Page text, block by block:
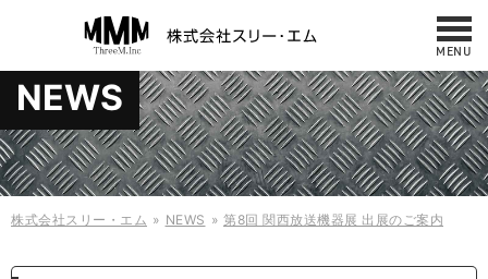
MENU
お問い合わせ
042-487-7860
10:00 - 17:00 （平日／日曜／祝日）
NEWS
サービス・製品
ケース
会社概要・アクセス
NEWS
株式会社スリー・エム NEWS 第8回 関西放送機器展 出展のご案内